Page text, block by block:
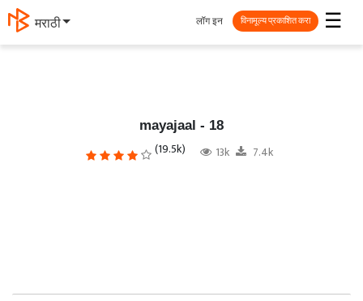
मराठी ☰
लॉग इन विनामूल्य प्रकाशित करा
mayajaal - 18
(19.5k) 13k 7.4k